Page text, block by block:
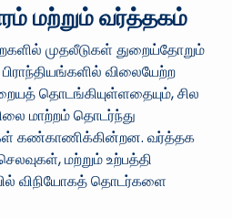
மற்றும் வர்த்தகம்
முதலீடுகள் துறைய்தோறும்
விலையேற்ற
தொடங்கியுள்ளதையும், சில
மாற்றம் தொடர்ந்து
கண்காணிக்கின்றன. வர்த்தக
மற்றும் உற்பத்தி
விநியோகத் தொடர்களை